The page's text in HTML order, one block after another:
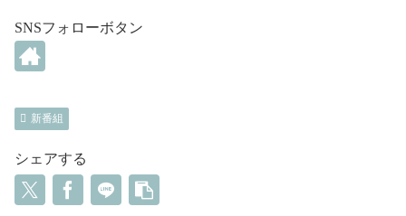
SNSフォローボタン
新番組
シェアする